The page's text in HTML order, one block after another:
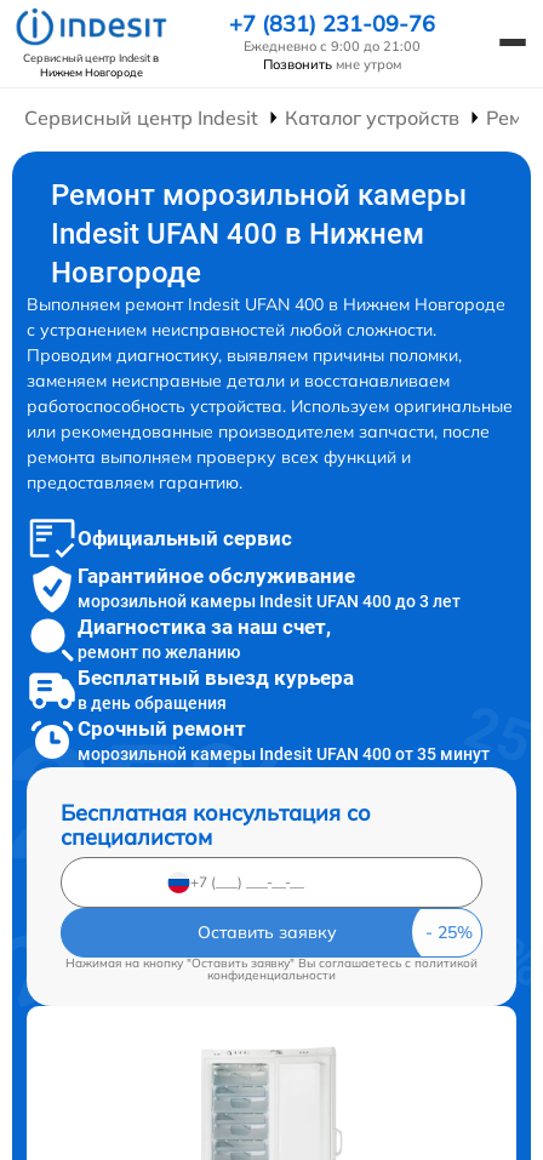
Сервисный центр Indesitв
Нижнем Новгороде
+7 (831) 231-09-76
Ежедневно с 9:00 до 21:00
Позвонить мне утром
Сервисный центр Indesit Каталог устройств
Ремонт морозильной камеры
Indesit UFAN 400 в Нижнем
Новгороде
Выполняем ремонт Indesit UFAN 400 в Нижнем Новгороде
с устранением неисправностей любой сложности.
Проводим диагностику, выявляем причины поломки,
заменяем неисправные детали и восстанавливаем
работоспособность устройства. Используем оригинальные
или рекомендованные производителем запчасти, после
ремонта выполняем проверку всех функций и
предоставляем гарантию.
Официальный сервис
Гарантийное обслуживание
морозильной камеры Indesit UFAN 400 до 3 лет
Диагностика за наш счет,
ремонт по желанию
Бесплатный выезд курьера
в день обращения
Срочный ремонт
морозильной камеры Indesit UFAN 400 от 35 минут
Бесплатная консультация со
специалистом
Оставить заявку
Нажимая на кнопку "Оставить заявку" Вы соглашаетесь cполитикой
конфиденциальности